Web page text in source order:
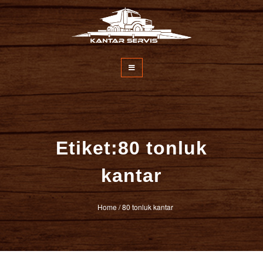
İçeriğe
Kantar Servisi
Etiket:80 tonluk
kantar
Home/80 tonluk kantar